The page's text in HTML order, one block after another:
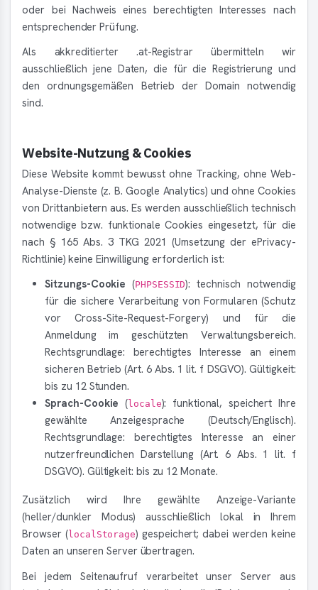
oder bei Nachweis eines berechtigten Interesses nach
entsprechender Prüfung.
Als akkreditierter .at-Registrar übermitteln wir
ausschließlich jene Daten, die für die Registrierung und
den ordnungsgemäßen Betrieb der Domain notwendig
sind.
Website-Nutzung & Cookies
Diese Website kommt bewusst ohne Tracking, ohne Web-
Analyse-Dienste (z. B. Google Analytics) und ohne Cookies
von Drittanbietern aus. Es werden ausschließlich technisch
notwendige bzw. funktionale Cookies eingesetzt, für die
nach § 165 Abs. 3 TKG 2021 (Umsetzung der ePrivacy-
Richtlinie) keine Einwilligung erforderlich ist:
Sitzungs-Cookie (PHPSESSID): technisch notwendig
für die sichere Verarbeitung von Formularen (Schutz
vor Cross-Site-Request-Forgery) und für die
Anmeldung im geschützten Verwaltungsbereich.
Rechtsgrundlage: berechtigtes Interesse an einem
sicheren Betrieb (Art. 6 Abs. 1 lit. f DSGVO). Gültigkeit:
bis zu 12 Stunden.
Sprach-Cookie ( locale): funktional, speichert Ihre
gewählte Anzeigesprache (Deutsch/Englisch).
Rechtsgrundlage: berechtigtes Interesse an einer
nutzerfreundlichen Darstellung (Art. 6 Abs. 1 lit. f
DSGVO). Gültigkeit: bis zu 12 Monate.
Zusätzlich wird Ihre gewählte Anzeige-Variante
(heller/dunkler Modus) ausschließlich lokal in Ihrem
Browser (localStorage) gespeichert; dabei werden keine
Daten an unseren Server übertragen.
Bei jedem Seitenaufruf verarbeitet unser Server aus